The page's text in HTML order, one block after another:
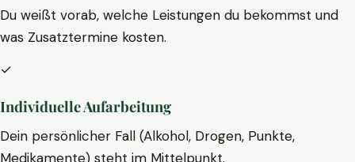
Du weißt vorab, welche Leistungen du bekommst und
was Zusatztermine kosten.
✓
Individuelle Aufarbeitung
Dein persönlicher Fall (Alkohol, Drogen, Punkte,
Medikamente) steht im Mittelpunkt.